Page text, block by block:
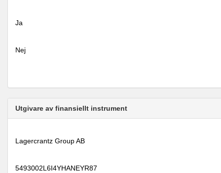
Ja
Nej
Utgivare av finansiellt instrument
Lagercrantz Group AB
5493002L6I4YHANEYR87